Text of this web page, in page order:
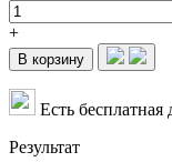
+
В корзину
Есть бесплатная
Результат